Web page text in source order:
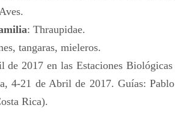
: Thraupidae.
tangaras, mieleros.
de 2017 en las Estaciones
4-21 de Abril de 2017. Guías:
Rica).